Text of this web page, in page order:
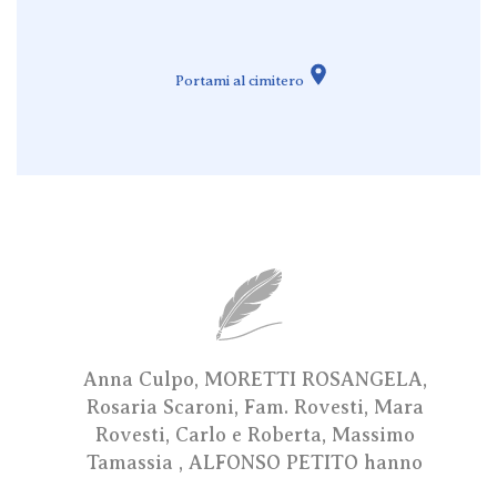
Portami al cimitero
Anna Culpo, MORETTI ROSANGELA,
Rosaria Scaroni, Fam. Rovesti, Mara
Rovesti, Carlo e Roberta, Massimo
Tamassia , ALFONSO PETITO hanno